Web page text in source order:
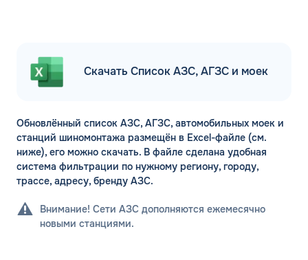
Скачать Список АЗС, АГЗС и моек
Обновлённый список АЗС, АГЗС, автомобильных моек и
станций шиномонтажа размещён в Excel-файле (см.
ниже), его можно скачать. В файле сделана удобная
система фильтрации по нужному региону, городу,
трассе, адресу, бренду АЗС.
Внимание! Сети АЗС дополняются ежемесячно
новыми станциями.